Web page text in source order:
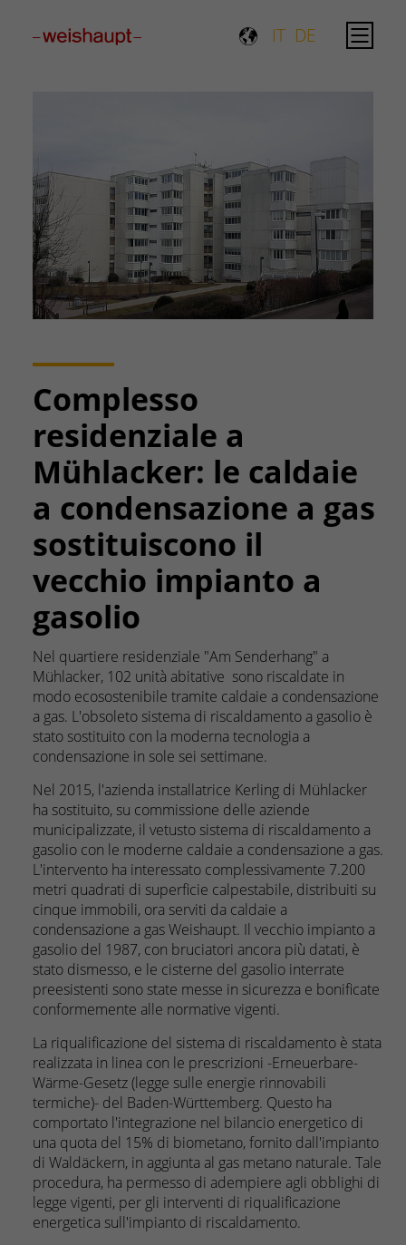
IT DE
Complesso
residenziale a
Mühlacker: le caldaie
a condensazione a gas
sostituiscono il
vecchio impianto a
gasolio
Nel quartiere residenziale "Am Senderhang" a
Mühlacker, 102 unità abitative sono riscaldate in
modo ecosostenibile tramite caldaie a condensazione
a gas. L'obsoleto sistema di riscaldamento a gasolio è
stato sostituito con la moderna tecnologia a
condensazione in sole sei settimane.
Nel 2015, l'azienda installatrice Kerling di Mühlacker
ha sostituito, su commissione delle aziende
municipalizzate, il vetusto sistema di riscaldamento a
gasolio con le moderne caldaie a condensazione a gas.
L'intervento ha interessato complessivamente 7.200
metri quadrati di superficie calpestabile, distribuiti su
cinque immobili, ora serviti da caldaie a
condensazione a gas Weishaupt. Il vecchio impianto a
gasolio del 1987, con bruciatori ancora più datati, è
stato dismesso, e le cisterne del gasolio interrate
preesistenti sono state messe in sicurezza e bonificate
conformemente alle normative vigenti.
La riqualificazione del sistema di riscaldamento è stata
realizzata in linea con le prescrizioni -Erneuerbare-
Wärme-Gesetz (legge sulle energie rinnovabili
termiche)- del Baden-Württemberg. Questo ha
comportato l'integrazione nel bilancio energetico di
una quota del 15% di biometano, fornito dall'impianto
di Waldäckern, in aggiunta al gas metano naturale. Tale
procedura, ha permesso di adempiere agli obblighi di
legge vigenti, per gli interventi di riqualificazione
energetica sull'impianto di riscaldamento.